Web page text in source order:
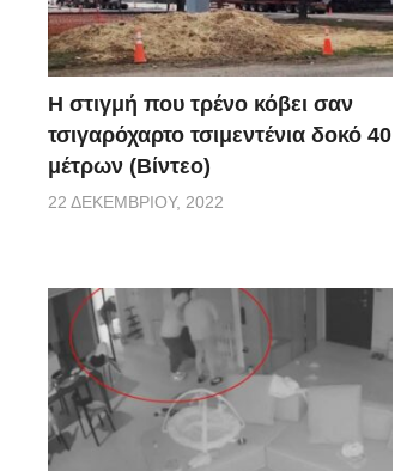
H στιγμή που τρένο κόβει σαν
τσιγαρόχαρτο τσιμεντένια δοκό 40
μέτρων (Βίντεο)
22 ΔΕΚΕΜΒΡΊΟΥ, 2022